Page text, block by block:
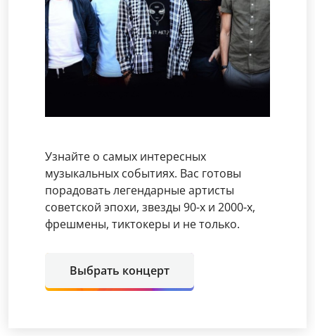
Узнайте о самых интересных
музыкальных событиях. Вас готовы
порадовать легендарные артисты
советской эпохи, звезды 90-х и 2000-х,
фрешмены, тиктокеры и не только.
Выбрать концерт